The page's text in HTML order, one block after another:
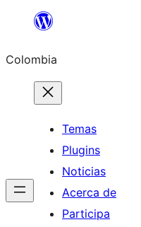
Saltar
contenido
Colombia
Temas
Plugins
Noticias
Acerca de
Participa